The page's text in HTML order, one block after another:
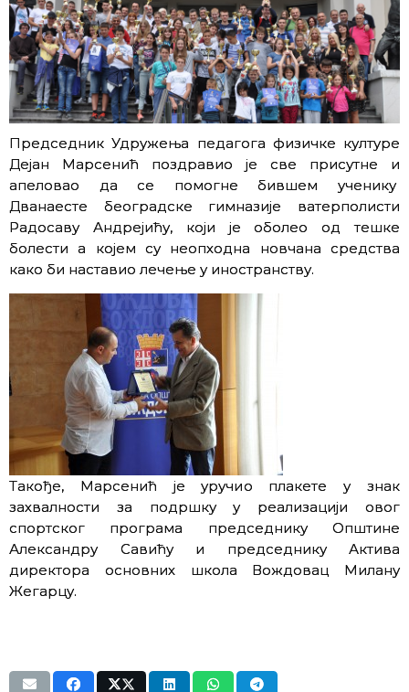
Председник Удружења педагога физичке културе
Дејан Марсенић поздравио је све присутне и
апеловао да се помогне бившем ученику
Дванаесте београдске гимназије ватерполисти
Радосаву Андрејићу, који је оболео од тешке
болести а којем су неопходна новчана средства
како би наставио лечење у иностранству.
Такође, Марсенић је уручио плакете у знак
захвалности за подршку у реализацији овог
спортског програма председнику Општине
Александру Савићу и председнику Актива
директора основних школа Вождовац Милану
Жегарцу.